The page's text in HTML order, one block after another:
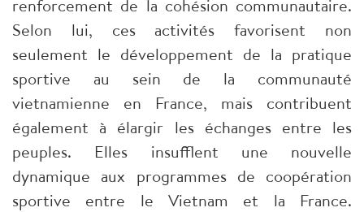
renforcement de la cohésion communautaire.
Selon lui, ces activités favorisent non
seulement le développement de la pratique
sportive au sein de la communauté
vietnamienne en France, mais contribuent
également à élargir les échanges entre les
peuples. Elles insufflent une nouvelle
dynamique aux programmes de coopération
sportive entre le Vietnam et la France.